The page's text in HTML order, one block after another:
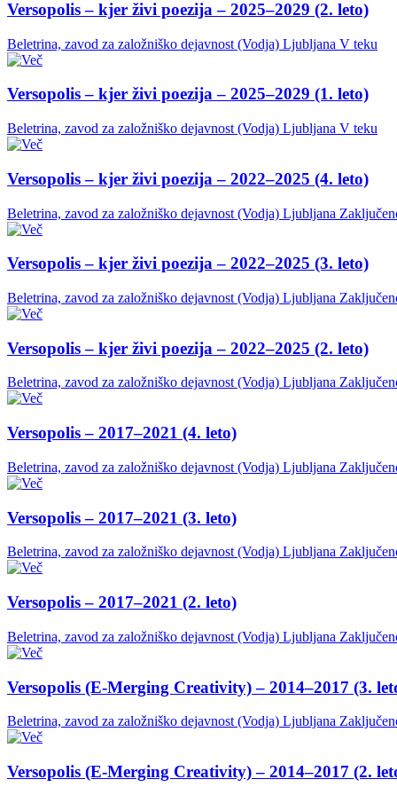
Versopolis – kjer živi poezija – 2025–2029 (2. leto)
Beletrina, zavod za založniško dejavnost (Vodja) Ljubljana V teku
Versopolis – kjer živi poezija – 2025–2029 (1. leto)
Beletrina, zavod za založniško dejavnost (Vodja) Ljubljana V teku
Versopolis – kjer živi poezija – 2022–2025 (4. leto)
Beletrina, zavod za založniško dejavnost (Vodja) Ljubljana
Versopolis – kjer živi poezija – 2022–2025 (3. leto)
Beletrina, zavod za založniško dejavnost (Vodja) Ljubljana
Versopolis – kjer živi poezija – 2022–2025 (2. leto)
Beletrina, zavod za založniško dejavnost (Vodja) Ljubljana
Versopolis – 2017–2021 (4. leto)
Beletrina, zavod za založniško dejavnost (Vodja) Ljubljana
Versopolis – 2017–2021 (3. leto)
Beletrina, zavod za založniško dejavnost (Vodja) Ljubljana
Versopolis – 2017–2021 (2. leto)
Beletrina, zavod za založniško dejavnost (Vodja) Ljubljana
Versopolis (E-Merging Creativity) – 2014–2017 (3.
Beletrina, zavod za založniško dejavnost (Vodja) Ljubljana
Versopolis (E-Merging Creativity) – 2014–2017 (2.